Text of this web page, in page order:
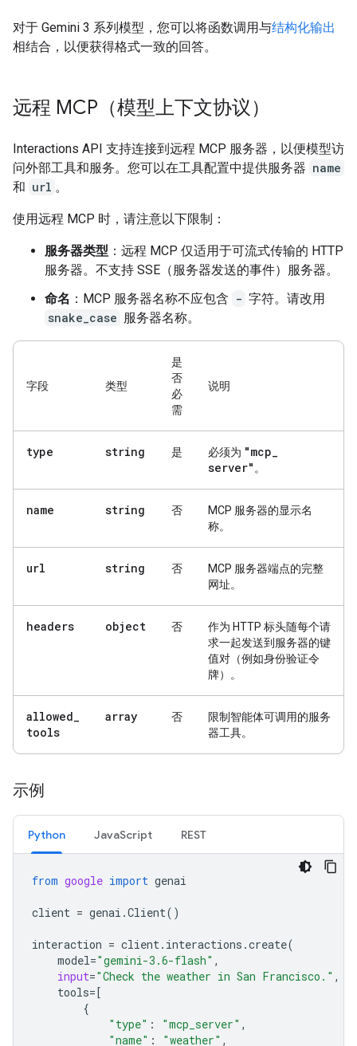
对于 Gemini 3 系列模型，您可以将函数调用与结构化输出
相结合，以便获得格式一致的回答。
远程 MCP（模型上下文协议）
Interactions API 支持连接到远程 MCP 服务器，以便模型访
问外部工具和服务。您可以在工具配置中提供服务器 name
和 url 。
使用远程 MCP 时，请注意以下限制：
服务器类型 ：远程 MCP 仅适用于可流式传输的 HTTP
服务器。不支持 SSE（服务器发送的事件）服务器。
命名 ：MCP 服务器名称不应包含 - 字符。请改用
snake_case 服务器名称。
字段 类型
是
否
必
需
说明
type string 是 必须为 "mcp_
server" 。
name string 否
MCP 服务器的显示名
称。
url string 否
MCP 服务器端点的完整
网址。
headers object 否
作为 HTTP 标头随每个请
求一起发送到服务器的键
值对（例如身份验证令
牌）。
allowed_
tools
array 否
限制智能体可调用的服务
器工具。
示例
Python JavaScript REST
from google import genai
client = genai .Client()
interaction = client. interactions .create(
model="gemini-3.6-flash" ,
input="Check the weather in San Francisco." ,
tools= [
{
"type" : "mcp_server" ,
"name" : "weather" ,